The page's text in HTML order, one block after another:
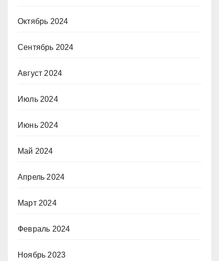
Октябрь 2024
Сентябрь 2024
Август 2024
Июль 2024
Июнь 2024
Май 2024
Апрель 2024
Март 2024
Февраль 2024
Ноябрь 2023